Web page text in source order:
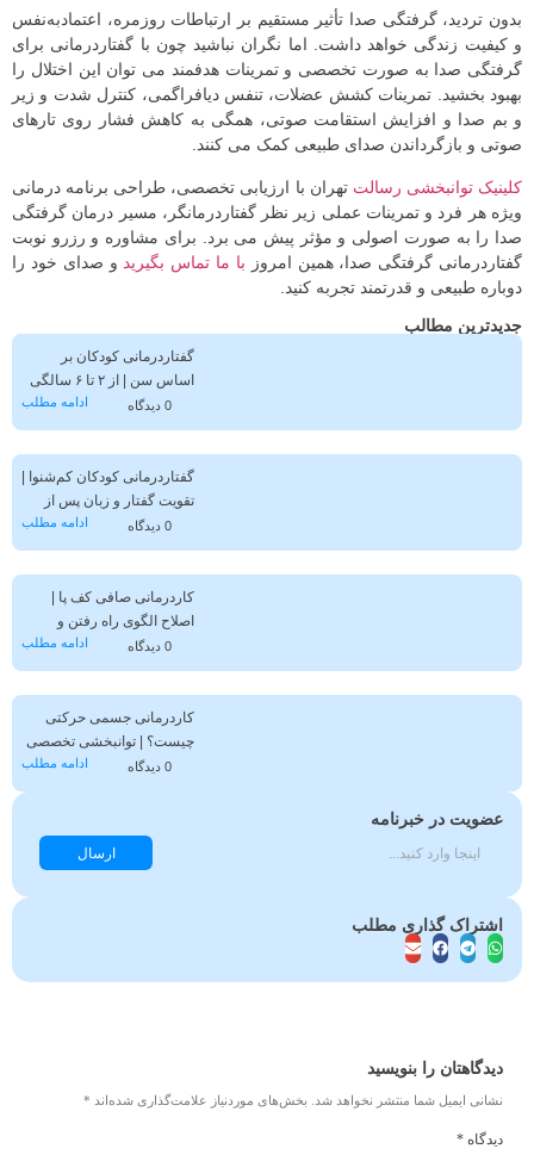
بدون تردید، گرفتگی صدا تأثیر مستقیم بر ارتباطات روزمره، اعتمادبه‌نفس
و کیفیت زندگی خواهد داشت. اما نگران نباشید چون با گفتاردرمانی برای
گرفتگی صدا به صورت تخصصی و تمرینات هدفمند می‌ توان این اختلال را
بهبود بخشید. تمرینات کشش عضلات، تنفس دیافراگمی، کنترل شدت و زیر
و بم صدا و افزایش استقامت صوتی، همگی به کاهش فشار روی تارهای
صوتی و بازگرداندن صدای طبیعی کمک می‌ کنند.
کلینیک توانبخشی رسالت تهران با ارزیابی تخصصی، طراحی برنامه درمانی
ویژه هر فرد و تمرینات عملی زیر نظر گفتاردرمانگر، مسیر درمان گرفتگی
صدا را به‌ صورت اصولی و مؤثر پیش می‌ برد. برای مشاوره و رزرو نوبت
گفتاردرمانی گرفتگی صدا، همین امروز با ما تماس بگیرید و صدای خود را
دوباره طبیعی و قدرتمند تجربه کنید.
جدیدترین مطالب
گفتاردرمانی کودکان بر
اساس سن | از ۲ تا ۶ سالگی
ادامه مطلب
0 دیدگاه
گفتاردرمانی کودکان کم‌شنوا |
تقویت گفتار و زبان پس از
تشخیص کم‌شنواییادامه مطلب 0 دیدگاه
کاردرمانی صافی کف پا |
اصلاح الگوی راه رفتن و
کاهش درد پا
ادامه مطلب 0 دیدگاه
کاردرمانی جسمی حرکتی
چیست؟ | توانبخشی تخصصی
حرکتی در کلینیک همراهادامه مطلب 0 دیدگاه
عضویت در خبرنامه
ارسال
اشتراک گذاری مطلب
دیدگاهتان را بنویسید
نشانی ایمیل شما منتشر نخواهد شد. بخش‌های موردنیاز علامت‌گذاری شده‌اند *
دیدگاه *